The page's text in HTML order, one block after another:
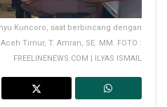
Kuncoro, saat berbincang dengan
Timur, T. Amran, SE. MM. FOTO :
FREELINENEWS.COM | ILYAS ISMAIL